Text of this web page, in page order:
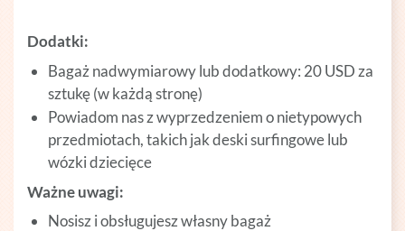
Dodatki:
Bagaż nadwymiarowy lub dodatkowy: 20 USD za
sztukę (w każdą stronę)
Powiadom nas z wyprzedzeniem o nietypowych
przedmiotach, takich jak deski surfingowe lub
wózki dziecięce
Ważne uwagi:
Nosisz i obsługujesz własny bagaż